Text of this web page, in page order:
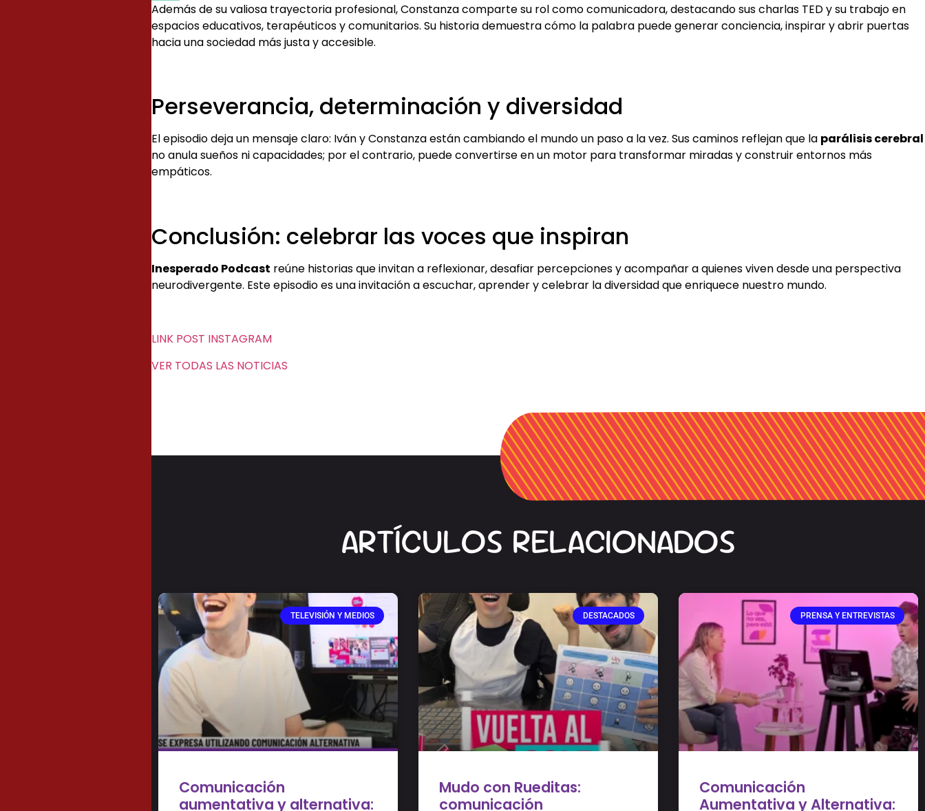
Además de su valiosa trayectoria profesional, Constanza comparte su rol como comunicadora, destacando sus charlas TED y su trabajo en
espacios educativos, terapéuticos y comunitarios. Su historia demuestra cómo la palabra puede generar conciencia, inspirar y abrir puertas
hacia una sociedad más justa y accesible.
Perseverancia, determinación y diversidad
El episodio deja un mensaje claro: Iván y Constanza están cambiando el mundo un paso a la vez. Sus caminos reflejan que la parálisis cerebral
no anula sueños ni capacidades; por el contrario, puede convertirse en un motor para transformar miradas y construir entornos más
empáticos.
Conclusión: celebrar las voces que inspiran
Inesperado Podcast reúne historias que invitan a reflexionar, desafiar percepciones y acompañar a quienes viven desde una perspectiva
neurodivergente. Este episodio es una invitación a escuchar, aprender y celebrar la diversidad que enriquece nuestro mundo.
LINK POST INSTAGRAM
VER TODAS LAS NOTICIAS
ARTÍCULOS RELACIONADOS
TELEVISIÓN Y MEDIOS
Comunicación
aumentativa y alternativa:
DESTACADOS
Mudo con Rueditas:
comunicación
PRENSA Y ENTREVISTAS
Comunicación
Aumentativa y Alternativa: